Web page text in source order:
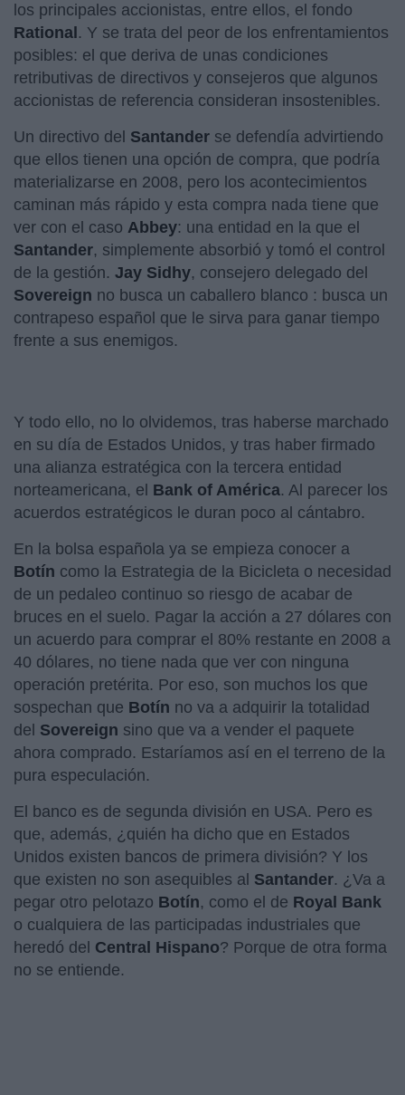
los principales accionistas, entre ellos, el fondo
Rational . Y se trata del peor de los enfrentamientos
posibles: el que deriva de unas condiciones
retributivas de directivos y consejeros que algunos
accionistas de referencia consideran insostenibles.
Un directivo del Santander se defendía advirtiendo
que ellos tienen una opción de compra, que podría
materializarse en 2008, pero los acontecimientos
caminan más rápido y esta compra nada tiene que
ver con el caso Abbey: una entidad en la que el
Santander, simplemente absorbió y tomó el control
de la gestión. Jay Sidhy, consejero delegado del
Sovereign no busca un caballero blanco : busca un
contrapeso español que le sirva para ganar tiempo
frente a sus enemigos.
Y todo ello, no lo olvidemos, tras haberse marchado
en su día de Estados Unidos, y tras haber firmado
una alianza estratégica con la tercera entidad
norteamericana, el Bank of América. Al parecer los
acuerdos estratégicos le duran poco al cántabro.
En la bolsa española ya se empieza conocer a
Botín como la Estrategia de la Bicicleta o necesidad
de un pedaleo continuo so riesgo de acabar de
bruces en el suelo. Pagar la acción a 27 dólares con
un acuerdo para comprar el 80% restante en 2008 a
40 dólares, no tiene nada que ver con ninguna
operación pretérita. Por eso, son muchos los que
sospechan que Botín no va a adquirir la totalidad
del Sovereign sino que va a vender el paquete
ahora comprado. Estaríamos así en el terreno de la
pura especulación.
El banco es de segunda división en USA. Pero es
que, además, ¿quién ha dicho que en Estados
Unidos existen bancos de primera división? Y los
que existen no son asequibles al Santander. ¿Va a
pegar otro pelotazo Botín, como el de Royal Bank
o cualquiera de las participadas industriales que
heredó del Central Hispano? Porque de otra forma
no se entiende.